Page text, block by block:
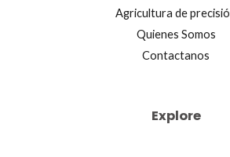
Agricultura de
Quienes Somos
Contactanos
Explore